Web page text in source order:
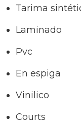
Tarima
Laminado
Pvc
En espiga
Vinilico
Courts